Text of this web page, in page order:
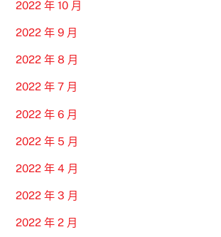
2022 年 10 月
2022 年 9 月
2022 年 8 月
2022 年 7 月
2022 年 6 月
2022 年 5 月
2022 年 4 月
2022 年 3 月
2022 年 2 月